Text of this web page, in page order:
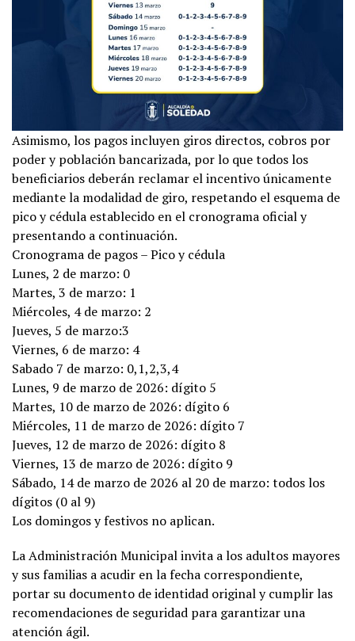
Asimismo, los pagos incluyen giros directos, cobros por
poder y población bancarizada, por lo que todos los
beneficiarios deberán reclamar el incentivo únicamente
mediante la modalidad de giro, respetando el esquema de
pico y cédula establecido en el cronograma oficial y
presentando a continuación.
Cronograma de pagos – Pico y cédula
Lunes, 2 de marzo: 0
Martes, 3 de marzo: 1
Miércoles, 4 de marzo: 2
Jueves, 5 de marzo:3
Viernes, 6 de marzo: 4
Sabado 7 de marzo: 0,1,2,3,4
Lunes, 9 de marzo de 2026: dígito 5
Martes, 10 de marzo de 2026: dígito 6
Miércoles, 11 de marzo de 2026: dígito 7
Jueves, 12 de marzo de 2026: dígito 8
Viernes, 13 de marzo de 2026: dígito 9
Sábado, 14 de marzo de 2026 al 20 de marzo: todos los
dígitos (0 al 9)
Los domingos y festivos no aplican.
La Administración Municipal invita a los adultos mayores
y sus familias a acudir en la fecha correspondiente,
portar su documento de identidad original y cumplir las
recomendaciones de seguridad para garantizar una
atención ágil.